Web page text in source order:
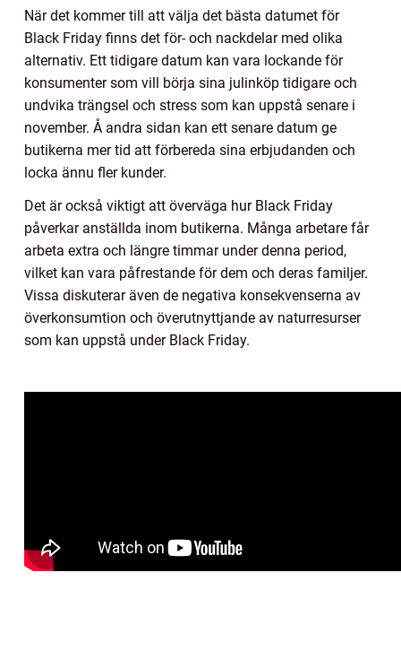
När det kommer till att välja det bästa datumet för
Black Friday finns det för- och nackdelar med olika
alternativ. Ett tidigare datum kan vara lockande för
konsumenter som vill börja sina julinköp tidigare och
undvika trängsel och stress som kan uppstå senare i
november. Å andra sidan kan ett senare datum ge
butikerna mer tid att förbereda sina erbjudanden och
locka ännu fler kunder.
Det är också viktigt att överväga hur Black Friday
påverkar anställda inom butikerna. Många arbetare får
arbeta extra och längre timmar under denna period,
vilket kan vara påfrestande för dem och deras familjer.
Vissa diskuterar även de negativa konsekvenserna av
överkonsumtion och överutnyttjande av naturresurser
som kan uppstå under Black Friday.